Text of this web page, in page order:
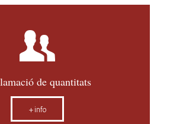
de quantitats
+info